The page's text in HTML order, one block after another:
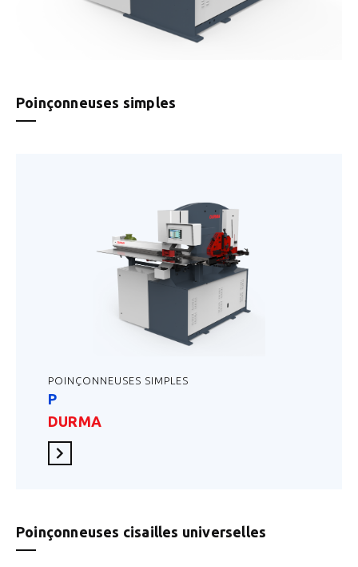
Poinçonneuses simples
POINÇONNEUSES SIMPLES
P
DURMA
En savoir plus
Poinçonneuses cisailles universelles